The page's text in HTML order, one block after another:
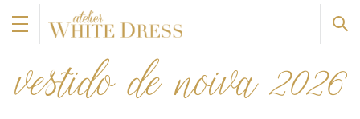
vestido de noiva 2026